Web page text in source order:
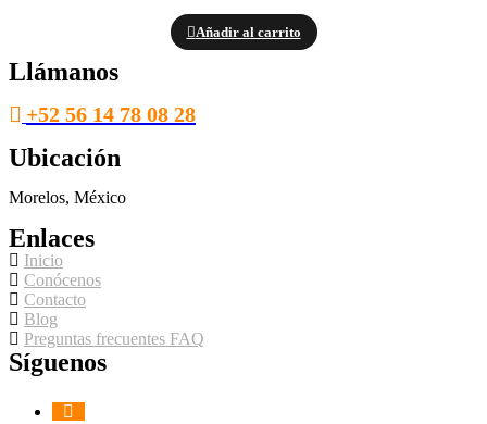
Añadir al carrito
Llámanos
+52 56 14 78 08 28
Ubicación
Morelos, México
Enlaces
Inicio
Conócenos
Contacto
Blog
Preguntas frecuentes FAQ
Síguenos